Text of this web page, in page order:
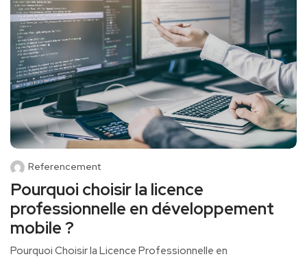
Referencement
Pourquoi choisir la licence
professionnelle en développement
mobile ?
Pourquoi Choisir la Licence ⁤Professionnelle en